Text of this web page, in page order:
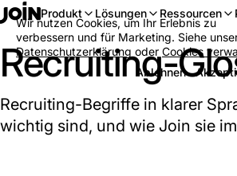
Produkt Lösungen Ressourcen
Recruiting-
Recruiting-Begriffe in klarer
wichtig sind, und wie Join sie
Wir nutzen Cookies, um Ihr Erlebnis zu
verbessern und für Marketing. Siehe
Datenschutzerklärung oder Cookies
Ablehnen